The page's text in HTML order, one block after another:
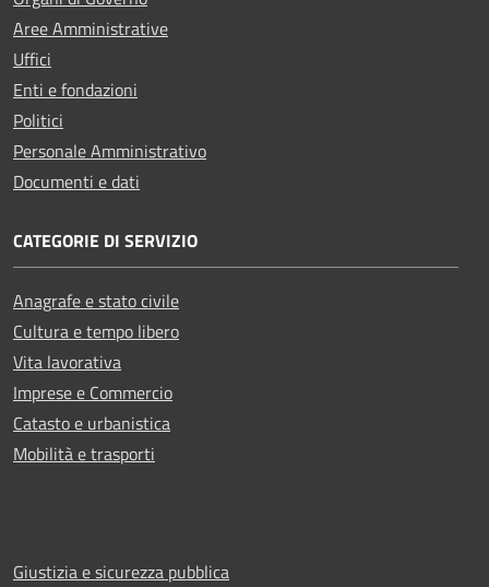
Aree Amministrative
Uffici
Enti e fondazioni
Politici
Personale Amministrativo
Documenti e dati
CATEGORIE DI SERVIZIO
Anagrafe e stato civile
Cultura e tempo libero
Vita lavorativa
Imprese e Commercio
Catasto e urbanistica
Mobilità e trasporti
Giustizia e sicurezza pubblica